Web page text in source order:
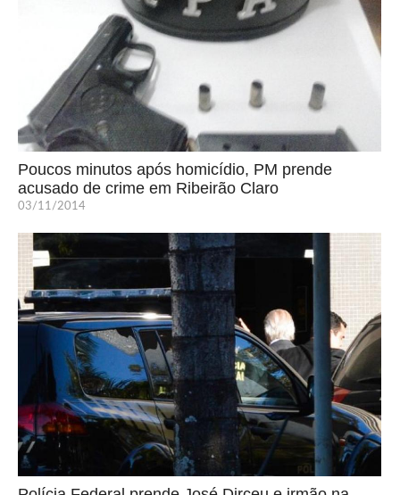
Poucos minutos após homicídio, PM prende
acusado de crime em Ribeirão Claro
03/11/2014